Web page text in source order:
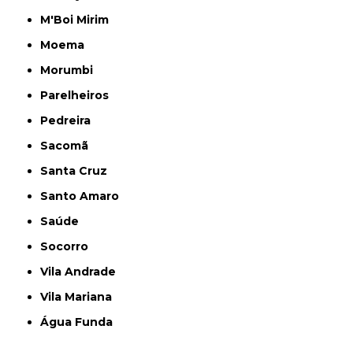
M'Boi Mirim
Moema
Morumbi
Parelheiros
Pedreira
Sacomã
Santa Cruz
Santo Amaro
Saúde
Socorro
Vila Andrade
Vila Mariana
Água Funda